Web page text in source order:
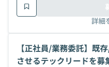
詳細
【正社員/業務委託】既
させるテックリードを募